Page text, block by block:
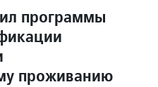
программы
проживанию